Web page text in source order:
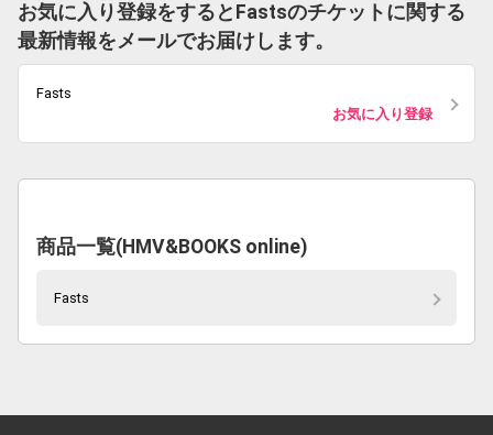
お気に入り登録をするとFastsのチケットに関する
最新情報をメールでお届けします。
Fasts
お気に入り登録
商品一覧(HMV&BOOKS online)
Fasts